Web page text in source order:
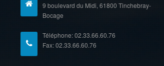
9 boulevard du Midi, 61800 Tinchebray-
Bocage
Téléphone: 02.33.66.60.76
Fax: 02.33.66.60.76